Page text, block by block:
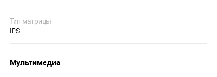
Тип матрицы
IPS
Мультимедиа